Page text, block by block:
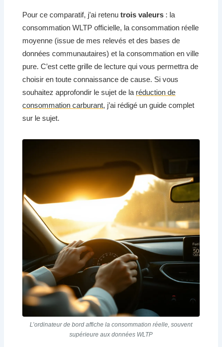
Pour ce comparatif, j’ai retenutrois valeurs : la
consommation WLTP officielle, la consommation réelle
moyenne (issue de mes relevés et des bases de
données communautaires) et la consommation en ville
pure. C’est cette grille de lecture qui vous permettra de
choisir en toute connaissance de cause. Si vous
souhaitez approfondir le sujet de la réduction de
consommation carburant, j’ai rédigé un guide complet
sur le sujet.
L’ordinateur de bord affiche la consommation réelle, souvent
supérieure aux données WLTP